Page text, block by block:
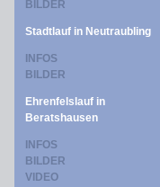
BILDER
Stadtlauf in Neutraubling
INFOS
BILDER
Ehrenfelslauf in
Beratshausen
INFOS
BILDER
VIDEO